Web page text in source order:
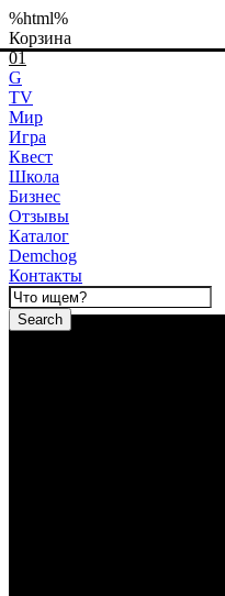
%html%
Корзина
01
G
TV
Мир
Игра
Квест
Школа
Бизнес
Отзывы
Каталог
Demchog
Контакты
Search